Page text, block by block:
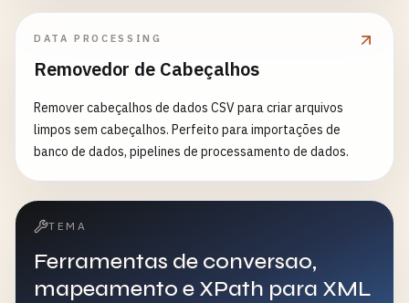
DATA PROCESSING
Removedor de Cabeçalhos
Remover cabeçalhos de dados CSV para criar arquivos
limpos sem cabeçalhos. Perfeito para importações de
banco de dados, pipelines de processamento de dados.
TEMA
Ferramentas de conversao,
mapeamento e XPath para XML